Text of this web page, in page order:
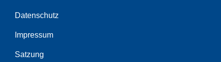
Datenschutz
Impressum
Satzung